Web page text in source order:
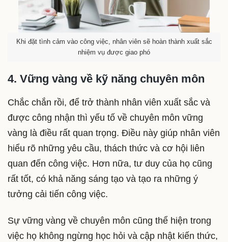
Khi đặt tình cảm vào công việc, nhân viên sẽ hoàn thành xuất sắc
nhiệm vụ được giao phó
4. Vững vàng về kỹ năng chuyên môn
Chắc chắn rồi, để trở thành nhân viên xuất sắc và
được công nhận thì yếu tố về chuyên môn vững
vàng là điều rất quan trọng. Điều này giúp nhân viên
hiểu rõ những yêu cầu, thách thức và cơ hội liên
quan đến công việc. Hơn nữa, tư duy của họ cũng
rất tốt, có khả năng sáng tạo và tạo ra những ý
tưởng cải tiến công việc.
Sự vững vàng về chuyên môn cũng thể hiện trong
việc họ không ngừng học hỏi và cập nhật kiến thức,